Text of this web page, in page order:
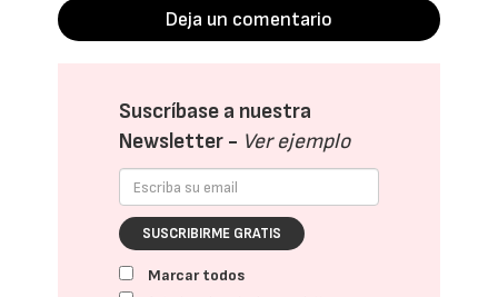
Deja un comentario
Suscríbase a nuestra
Newsletter - Ver ejemplo
SUSCRIBIRME GRATIS
Marcar todos